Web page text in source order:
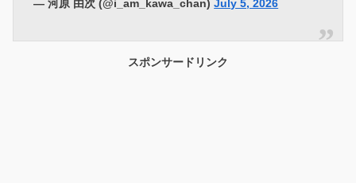
— 河原 由次 (@i_am_kawa_chan)July 5, 2026
スポンサードリンク